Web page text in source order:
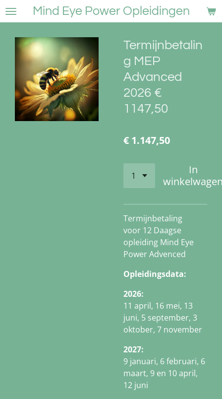
Ga
direct
hoofdinhoud
Mind Eye Power Opleidingen
Termijnbetalin
g MEP
Advanced
2026 €
1147,50
€ 1.147,50
In
Termijnbetaling
voor 12 Daagse
opleiding Mind Eye
Power Advenced
Opleidingsdata:
2026:
11 april, 16 mei, 13
juni, 5 september, 3
oktober, 7 november
2027:
9 januari, 6 februari, 6
maart, 9 en 10 april,
12 juni